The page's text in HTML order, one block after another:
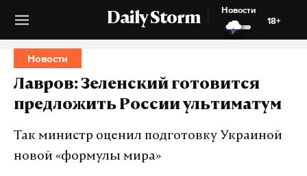
Daily Storm
Новости
18+
Новости
Лавров: Зеленский готовится
предложить России ультиматум
Так министр оценил подготовку Украиной
новой «формулы мира»